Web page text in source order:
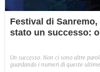
Festival di
stato un successo:
Un successo. Non ci sono altre
guardando i numeri di queste